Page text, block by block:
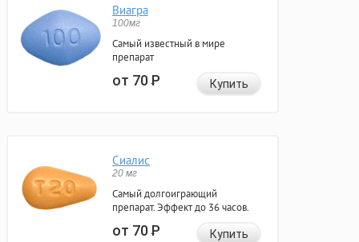
Виагра
100мг
Самый известный в мире
препарат
от 70Р Купить
Сиалис
20 мг
Самый долгоиграющий
препарат. Эффект до 36 часов.
от 70Р Купить